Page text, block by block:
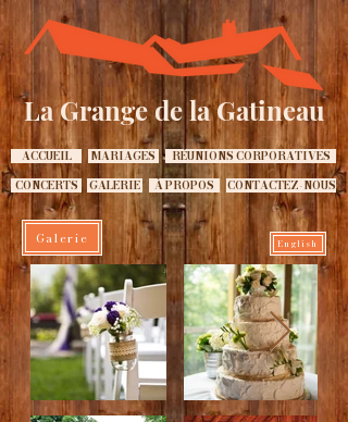
La Grange de la Gatineau
ACCUEIL MARIAGES
RÉUNIONS CORPORATIVES
CONCERTS
GALERIE À PROPOS CONTACTEZ-NOUS
Galerie English